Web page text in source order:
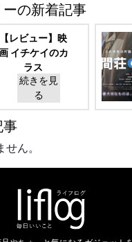
の新着記事
【レビュー】映
イチケイのカ
ラス
続きを見
る
事
ん。